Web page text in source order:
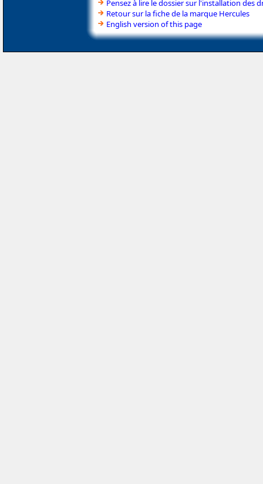
Pensez à lire le dossier sur l'installation des
Retour sur la fiche de la marque Hercules
English version of this page